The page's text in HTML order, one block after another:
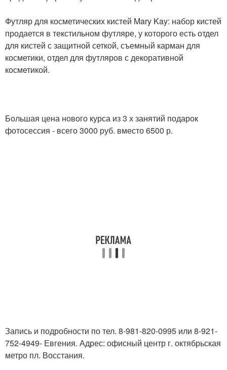
Футляр для косметических кистей Mary Kay: набор кистей
продается в текстильном футляре, у которого есть отдел
для кистей с защитной сеткой, съемный карман для
косметики, отдел для футляров с декоративной
косметикой.
Большая цена нового курса из 3 х занятий подарок
фотосессия - всего 3000 руб. вместо 6500 р.
Запись и подробности по тел. 8-981-820-0995 или 8-921-
752-4949- Евгения. Адрес: офисный центр г. октябрьская
метро пл. Восстания.